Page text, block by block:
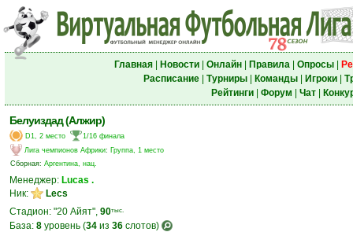
Главная| Новости| Онлайн| Правила| Опросы|
Расписание| Турниры| Команды| Игроки|
Рейтинги| Форум Чат|
Белуиздад (Алжир)
D1, 2 место
1/16 финала
Лига чемпионов Африки: Группа, 1 место
Сборная: Аргентина, нац.
Менеджер: Lucas .
Ник:
Lecs
Стадион: "20 Айят", 90тыс.
База: 8 уровень (34 из 36 слотов)